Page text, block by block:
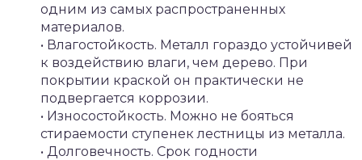
одним из самых распространенных
материалов.
• Влагостойкость. Металл гораздо устойчивей
к воздействию влаги, чем дерево. При
покрытии краской он практически не
подвергается коррозии.
• Износостойкость. Можно не бояться
стираемости ступенек лестницы из металла.
• Долговечность. Срок годности